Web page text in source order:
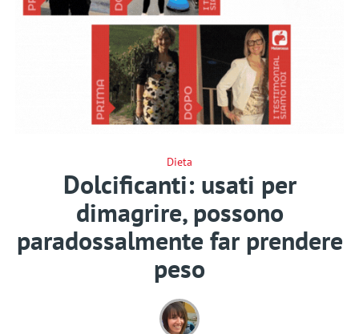
Dieta
Dolcificanti: usati per
dimagrire, possono
paradossalmente far prendere
peso